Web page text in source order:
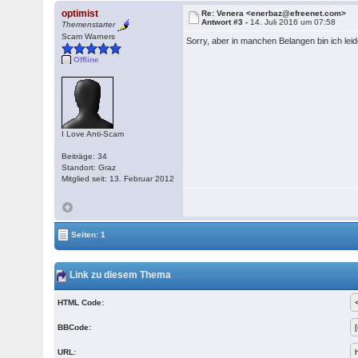
optimist
Themenstarter
Scam Warners
Offline
I Love Anti-Scam
Beiträge: 34
Standort: Graz
Mitglied seit: 13. Februar 2012
Re: Venera <enerbaz@efreenet.com>
Antwort #3 - 14. Juli 2016 um 07:58
Sorry, aber in manchen Belangen bin ich
Seiten: 1
Link zu diesem Thema
HTML Code:
BBCode:
URL: